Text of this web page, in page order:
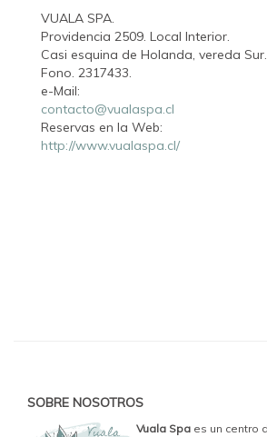
VUALA SPA.
Providencia 2509. Local Interior.
Casi esquina de Holanda, vereda Sur.
Fono. 2317433.
e-Mail:
contacto@vualaspa.cl
Reservas en la Web:
http://www.vualaspa.cl/
SOBRE NOSOTROS
Vuala Spa es un centro